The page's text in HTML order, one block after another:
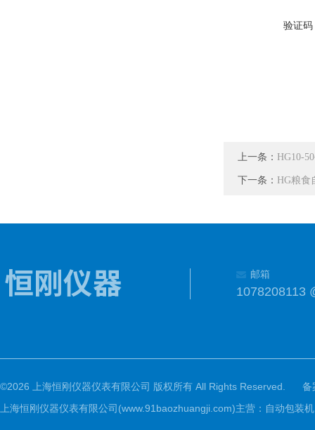
验证码
上一条： HG10-
下一条： HG粮食
邮箱
1078208113
©2026 上海恒刚仪器仪表有限公司 版权所有 All Rights Reserved.
备
上海恒刚仪器仪表有限公司(www.91baozhuangji.com)主营：自动包